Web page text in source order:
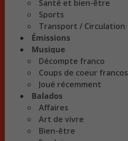
Santé et bien-être
Sports
Transport / Circulation
Émissions
Musique
Décompte franco
Coups de coeur francos
Joué récemment
Balados
Affaires
Art de vivre
Bien-être